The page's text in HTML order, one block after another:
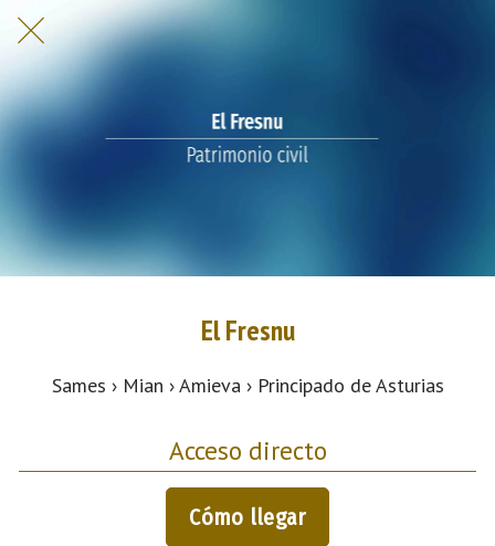
El Fresnu
Sames › Mian › Amieva › Principado de Asturias
Acceso directo
Cómo llegar